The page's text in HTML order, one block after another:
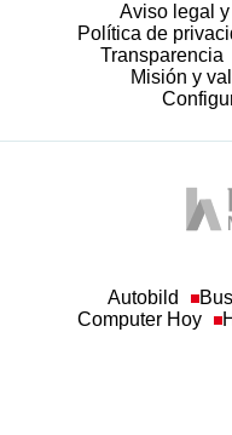
Aviso legal
Política de
Transparencia
Misión y
Autobild
Computer Hoy